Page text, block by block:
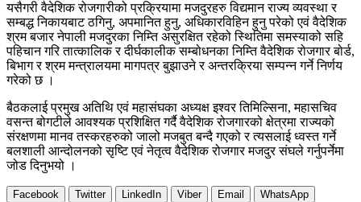
यसैगरी वैदेशिक रोजगारीको प्रक्रियामा मजदुरहरु विद्यमान राज्य व्यवस्था र
सम्बद्ध निकायबाट ठगिनु, अपमानित हुनु, अधिकारविहिन हुनु परेको एवं वैदेशिक
श्रम बजार नेपाली मजदुरका निम्ति असुरक्षित रहेको स्थितिमा समस्याको सहि
पहिचान गरि तात्कालिक र दीर्घकालीक सम्बोधनका निम्ति वैदेशिक रोजगार बोर्ड,
बिभाग र श्रम मन्त्रालयमा मागपत्र बुझाउने र अन्तरक्रिया सम्पन्न गर्ने निर्णय
गरेको छ ।
बैठकलाई प्रमुख अतिथि एवं महासंघका अध्यक्ष इश्वर तिमिल्सिना, महासचिव
वसन्त बोगटीले आवश्यक प्रशिक्षित गर्दै वैदेशिक रोजगारको क्षेत्रमा राज्यको
संरक्षणमा मानव तस्करहरुको जालो मजबुत बन्दै गएको र त्यसलाई ध्वस्त गर्ने
बलशाली आन्दोलनको सृष्टि एवं नेतृत्व वैदेशिक रोजगार मजदुर संघले गर्नुपर्नेमा
जोड दिनुभयो ।
Facebook Twitter LinkedIn Viber Email WhatsApp